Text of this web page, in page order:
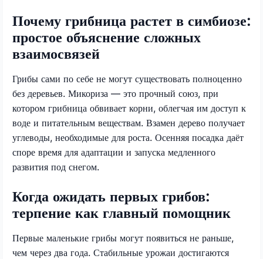
Почему грибница растет в симбиозе:
простое объяснение сложных
взаимосвязей
Грибы сами по себе не могут существовать полноценно
без деревьев. Микориза — это прочный союз, при
котором грибница обвивает корни, облегчая им доступ к
воде и питательным веществам. Взамен дерево получает
углеводы, необходимые для роста. Осенняя посадка даёт
споре время для адаптации и запуска медленного
развития под снегом.
Когда ожидать первых грибов:
терпение как главный помощник
Первые маленькие грибы могут появиться не раньше,
чем через два года. Стабильные урожаи достигаются